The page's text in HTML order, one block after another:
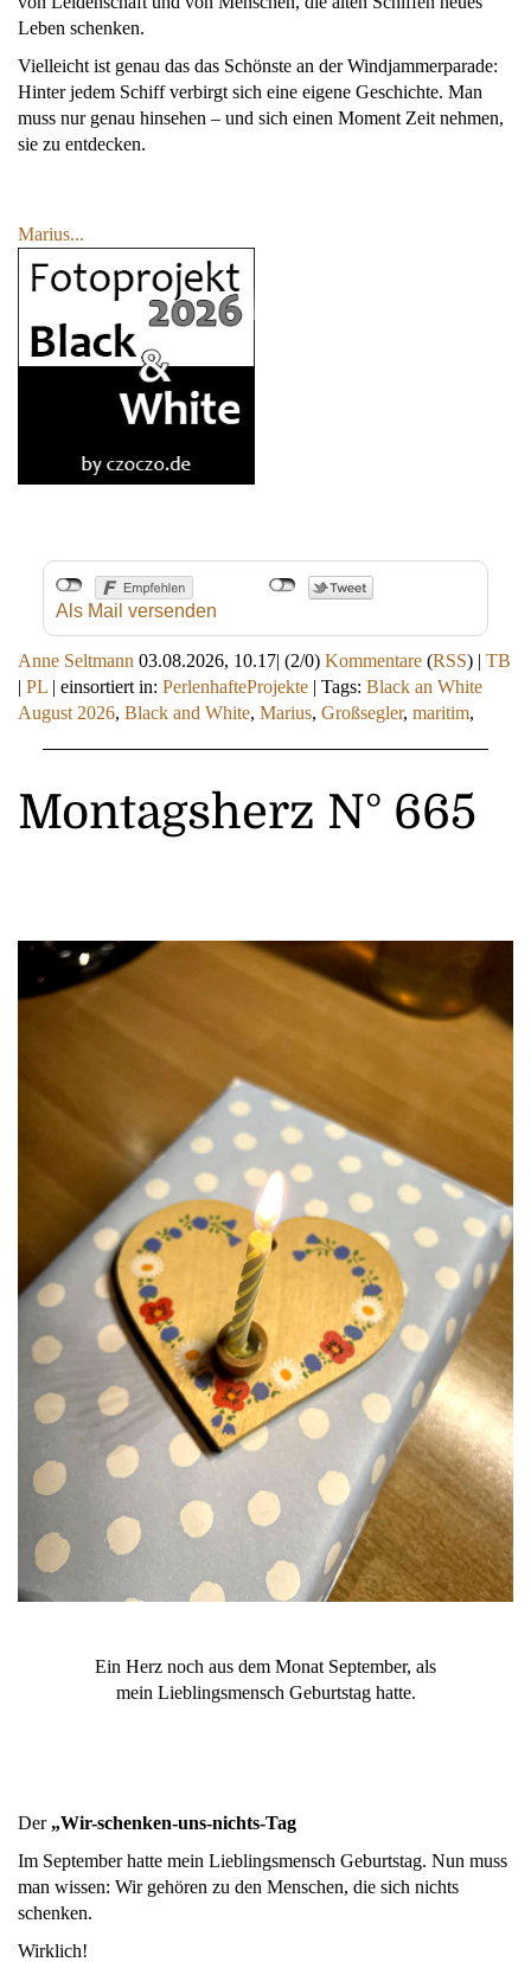
Leben schenken.
Vielleicht ist genau das das Schönste an der Windjammerparade:
Hinter jedem Schiff verbirgt sich eine eigene Geschichte. Man
muss nur genau hinsehen – und sich einen Moment Zeit nehmen,
sie zu entdecken.
Marius...
Als Mail versenden
Anne Seltmann 03.08.2026, 10.17| (2/0) Kommentare (RSS) | TB
| PL | einsortiert in: PerlenhafteProjekte | Tags: Black an White
August 2026, Black and White, Marius, Großsegler, maritim,
Montagsherz N° 665
Ein Herz noch aus dem Monat September, als
mein Lieblingsmensch Geburtstag hatte.
Der„Wir-schenken-uns-nichts-Tag
Im September hatte mein Lieblingsmensch Geburtstag. Nun muss
man wissen: Wir gehören zu den Menschen, die sich nichts
schenken.
Wirklich!